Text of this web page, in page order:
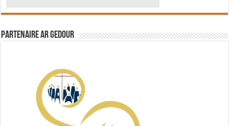
Partenaire Ar Gedour